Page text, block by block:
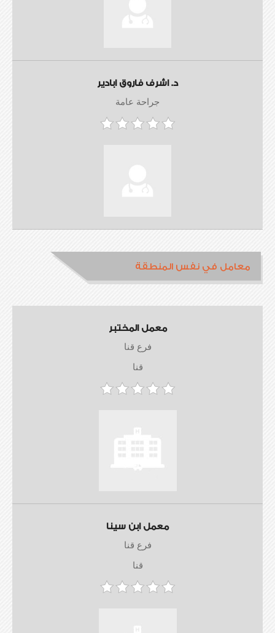
د. اشرف فاروق ابادير
جراحة عامة
معامل في نفس المنطقة
معمل المختبر
فرع قنا
قنا
معمل ابن سينا
فرع قنا
قنا